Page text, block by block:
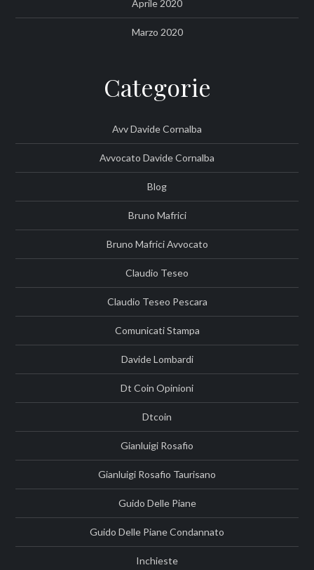
Aprile 2020
Marzo 2020
Categorie
Avv Davide Cornalba
Avvocato Davide Cornalba
Blog
Bruno Mafrici
Bruno Mafrici Avvocato
Claudio Teseo
Claudio Teseo Pescara
Comunicati Stampa
Davide Lombardi
Dt Coin Opinioni
Dtcoin
Gianluigi Rosafio
Gianluigi Rosafio Taurisano
Guido Delle Piane
Guido Delle Piane Condannato
Inchieste